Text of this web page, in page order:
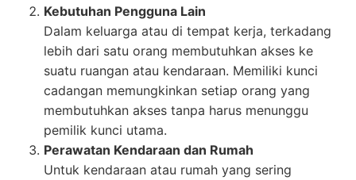
Kebutuhan Pengguna Lain
Dalam keluarga atau di tempat kerja, terkadang
lebih dari satu orang membutuhkan akses ke
suatu ruangan atau kendaraan. Memiliki kunci
cadangan memungkinkan setiap orang yang
membutuhkan akses tanpa harus menunggu
pemilik kunci utama.
Perawatan Kendaraan dan Rumah
Untuk kendaraan atau rumah yang sering